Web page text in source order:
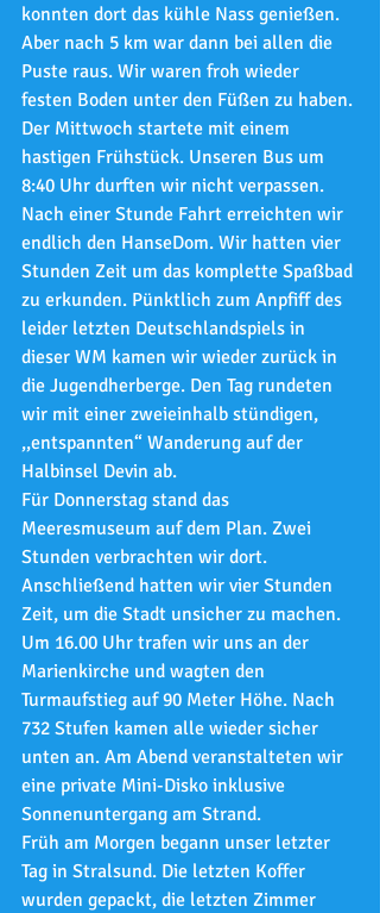
konnten dort das kühle Nass genießen.
Aber nach 5 km war dann bei allen die
Puste raus. Wir waren froh wieder
festen Boden unter den Füßen zu haben.
Der Mittwoch startete mit einem
hastigen Frühstück. Unseren Bus um
8:40 Uhr durften wir nicht verpassen.
Nach einer Stunde Fahrt erreichten wir
endlich den HanseDom. Wir hatten vier
Stunden Zeit um das komplette Spaßbad
zu erkunden. Pünktlich zum Anpfiff des
leider letzten Deutschlandspiels in
dieser WM kamen wir wieder zurück in
die Jugendherberge. Den Tag rundeten
wir mit einer zweieinhalb stündigen,
,,entspannten“ Wanderung auf der
Halbinsel Devin ab.
Für Donnerstag stand das
Meeresmuseum auf dem Plan. Zwei
Stunden verbrachten wir dort.
Anschließend hatten wir vier Stunden
Zeit, um die Stadt unsicher zu machen.
Um 16.00 Uhr trafen wir uns an der
Marienkirche und wagten den
Turmaufstieg auf 90 Meter Höhe. Nach
732 Stufen kamen alle wieder sicher
unten an. Am Abend veranstalteten wir
eine private Mini-Disko inklusive
Sonnenuntergang am Strand.
Früh am Morgen begann unser letzter
Tag in Stralsund. Die letzten Koffer
wurden gepackt, die letzten Zimmer